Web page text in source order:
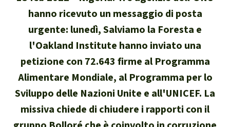
Legno Tropicale
Olio di palma
Allevamenti industriali
Biodiversità
40 anni di Salviamo la Foresta
Contattaci
Trasparenza
Sede legale
Deutsch
English
Español
Français
In difesa della foresta
Africa
Sud-est asiatico
hanno ricevuto un messaggio di posta
urgente: lunedì, Salviamo la Foresta e
l'Oakland Institute hanno inviato una
petizione con 72.643 firme al Programma
Alimentare Mondiale, al Programma per lo
Sviluppo delle Nazioni Unite e all'UNICEF. La
missiva chiede di chiudere i rapporti con il